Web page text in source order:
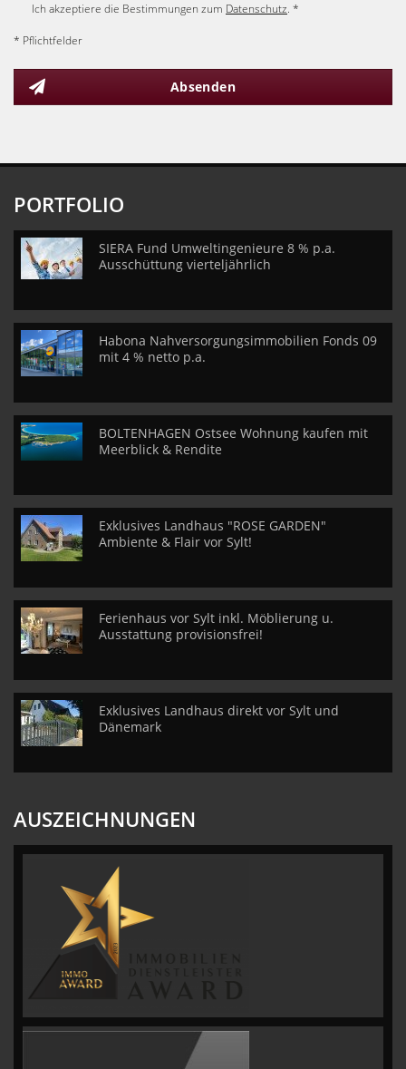
Ich akzeptiere die Bestimmungen zum Datenschutz. *
* Pflichtfelder
Absenden
PORTFOLIO
SIERA Fund Umweltingenieure 8 % p.a.
Ausschüttung vierteljährlich
Habona Nahversorgungsimmobilien Fonds 09
mit 4 % netto p.a.
BOLTENHAGEN Ostsee Wohnung kaufen mit
Meerblick & Rendite
Exklusives Landhaus "ROSE GARDEN"
Ambiente & Flair vor Sylt!
Ferienhaus vor Sylt inkl. Möblierung u.
Ausstattung provisionsfrei!
Exklusives Landhaus direkt vor Sylt und
Dänemark
AUSZEICHNUNGEN